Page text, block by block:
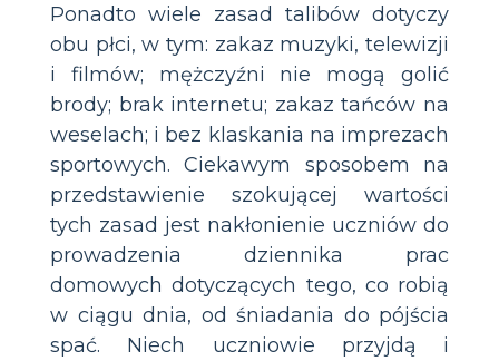
Ponadto wiele zasad talibów dotyczy
obu płci, w tym: zakaz muzyki, telewizji
i filmów; mężczyźni nie mogą golić
brody; brak internetu; zakaz tańców na
weselach; i bez klaskania na imprezach
sportowych. Ciekawym sposobem na
przedstawienie szokującej wartości
tych zasad jest nakłonienie uczniów do
prowadzenia dziennika prac
domowych dotyczących tego, co robią
w ciągu dnia, od śniadania do pójścia
spać. Niech uczniowie przyjdą i